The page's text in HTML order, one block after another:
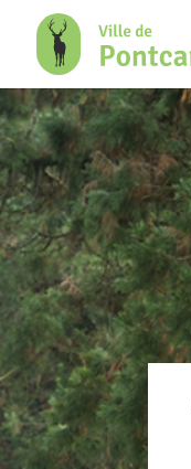
Confort +